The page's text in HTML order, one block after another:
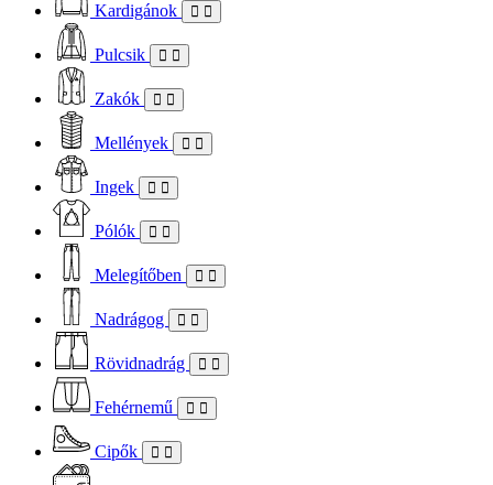
Kardigánok
Pulcsik
Zakók
Mellények
Ingek
Pólók
Melegítőben
Nadrágog
Rövidnadrág
Fehérnemű
Cipők